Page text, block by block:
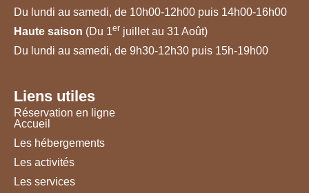
Du lundi au samedi, de 10h00-12h00 puis 14h00-16h00
Haute saison (Du 1er juillet au 31 Août)
Du lundi au samedi, de 9h30-12h30 puis 15h-19h00
Liens utiles
Réservation en ligne
Accueil
Les hébergements
Les activités
Les services